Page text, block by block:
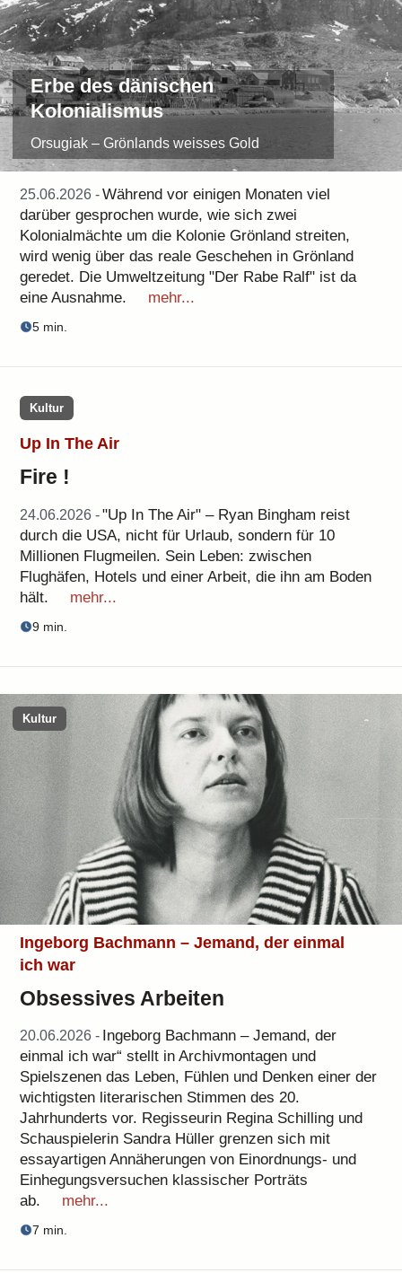
Erbe des dänischen
Kolonialismus
Orsugiak – Grönlands weisses Gold
25.06.2026 -Während vor einigen Monaten viel
darüber gesprochen wurde, wie sich zwei
Kolonialmächte um die Kolonie Grönland streiten,
wird wenig über das reale Geschehen in Grönland
geredet. Die Umweltzeitung "Der Rabe Ralf" ist da
eine Ausnahme.
mehr...
5 min.
Kultur
Up In The Air
Fire !
24.06.2026 -"Up In The Air" – Ryan Bingham reist
durch die USA, nicht für Urlaub, sondern für 10
Millionen Flugmeilen. Sein Leben: zwischen
Flughäfen, Hotels und einer Arbeit, die ihn am Boden
hält.
mehr...
9 min.
Kultur
Ingeborg Bachmann – Jemand, der einmal
ich war
Obsessives Arbeiten
20.06.2026 - Ingeborg Bachmann – Jemand, der
einmal ich war“ stellt in Archivmontagen und
Spielszenen das Leben, Fühlen und Denken einer der
wichtigsten literarischen Stimmen des 20.
Jahrhunderts vor. Regisseurin Regina Schilling und
Schauspielerin Sandra Hüller grenzen sich mit
essayartigen Annäherungen von Einordnungs- und
Einhegungsversuchen klassischer Porträts
ab.
mehr...
7 min.